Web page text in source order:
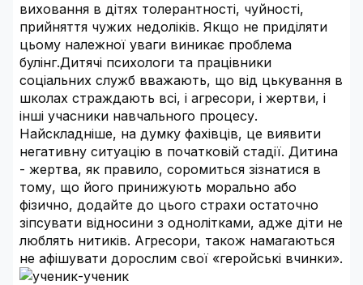
виховання в дітях толерантності, чуйності,
прийняття чужих недоліків. Якщо не приділяти
цьому належної уваги виникає проблема
булінг.Дитячі психологи та працівники
соціальних служб вважають, що від цькування в
школах страждають всі, і агресори, і жертви, і
інші учасники навчального процесу.
Найскладніше, на думку фахівців, це виявити
негативну ситуацію в початковій стадії. Дитина
- жертва, як правило, соромиться зізнатися в
тому, що його принижують морально або
фізично, додайте до цього страхи остаточно
зіпсувати відносини з однолітками, адже діти не
люблять нитиків. Агресори, також намагаються
не афішувати дорослим свої «геройські вчинки».